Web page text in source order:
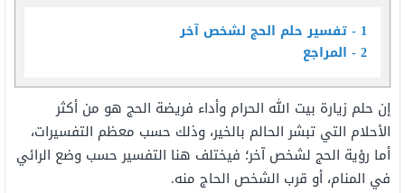
1 تفسير حلم الحج لشخص آخر
2 المراجع
إن حلم زيارة بيت الله الحرام وأداء فريضة الحج هو من أكثر
الأحلام التي تبشر الحالم بالخير، وذلك حسب معظم التفسيرات،
أما رؤية الحج لشخص آخر؛ فيختلف هنا التفسير حسب وضع الرائي
في المنام، أو قرب الشخص الحاج منه.